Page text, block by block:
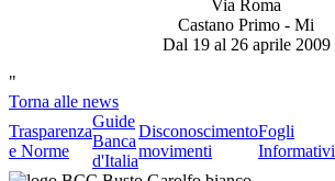
Via Roma
Castano Primo - Mi
Dal 19 al 26 aprile 2009
"
Torna alle news
Trasparenza
e Norme
Guide
Banca
d'Italia
Disconoscimento
movimenti
Fogli
Informativi